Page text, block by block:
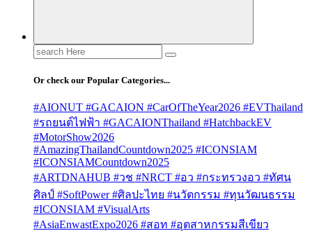
Search
for:
Or check our Popular Categories...
#AIONUT #GACAION #CarOfTheYear2026 #EVThailand
#รถยนต์ไฟฟ้า #GACAIONThailand #HatchbackEV
#MotorShow2026
#AmazingThailandCountdown2025 #ICONSIAM
#ICONSIAMCountdown2025
#ARTDNAHUB #วช #NRCT #อว #กระทรวงอว #ทัศน
ศิลป์ #SoftPower #ศิลปะไทย #นวัตกรรม #ทุนวัฒนธรรม
#ICONSIAM #VisualArts
#AsiaEnwastExpo2026 #สอท #อุตสาหกรรมสีเขียว